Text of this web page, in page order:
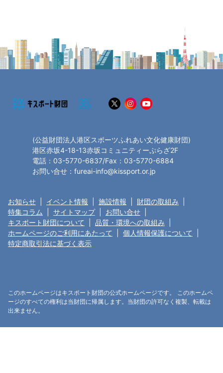
(公益財団法人港区スポーツふれあい文化健康財団)
港区赤坂4-18-13赤坂コミュニティーぷらざ2F
電話：03-5770-6837/Fax：03-5770-6884
お問い合せ：fureai-info@kissport.or.jp
お知らせ イベント情報 施設情報 財団の取組み
特集コラム
サイトマップ お問い合せ
キスポート財団について
品質・環境への取組み
ホームページのご利用にあたって
個人情報保護について
特定商取引法に基づく表示
このホームページはキスポート財団の公式ホームページです。 このホームペ
ージのすべての権利は当財団に帰属します。当財団の許可なく複製、転載は
出来ません。